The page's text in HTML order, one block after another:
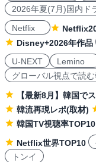
2026年夏(7月)国内ド
Netflix
Disney+2026年作品
U-NEXT
Lemino
グローバル視点で読
【最新8月】韓国で
韓流再現レポ(取材)
韓国TV視聴率TOP10
Netflix世界TOP10
トンイ